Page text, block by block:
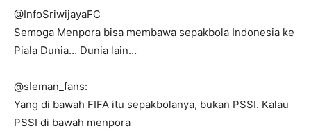
@InfoSriwijayaFC
Semoga Menpora bisa membawa sepakbola Indonesia ke
Piala Dunia… Dunia lain…
@sIeman_fans:
Yang di bawah FIFA itu sepakbolanya, bukan PSSI. Kalau
PSSI di bawah menpora